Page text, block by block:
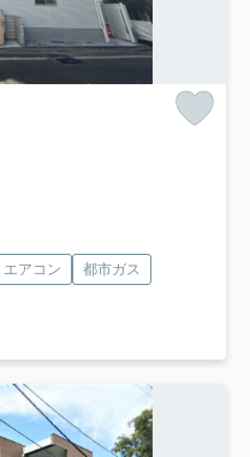
エアコン
都市ガス